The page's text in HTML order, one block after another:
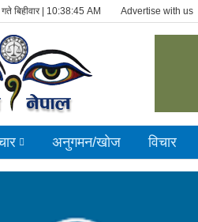
बिहीवार | 10:38:46 AM Advertise with us
अनुगमन/खाेज विचार